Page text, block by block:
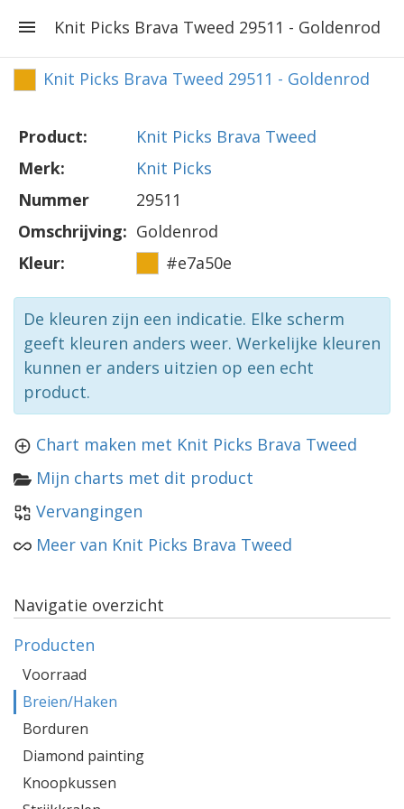
Knit Picks Brava Tweed 29511 - Goldenrod
Knit Picks Brava Tweed 29511 - Goldenrod
Product:
Knit Picks Brava Tweed
Merk:
Knit Picks
Nummer
29511
Omschrijving: Goldenrod
Kleur:
#e7a50e
De kleuren zijn een indicatie. Elke scherm
geeft kleuren anders weer. Werkelijke kleuren
kunnen er anders uitzien op een echt
product.
Chart maken met Knit Picks Brava Tweed
Mijn charts met dit product
Vervangingen
Meer van Knit Picks Brava Tweed
Navigatie overzicht
Producten
Voorraad
Breien/Haken
Borduren
Diamond painting
Knoopkussen